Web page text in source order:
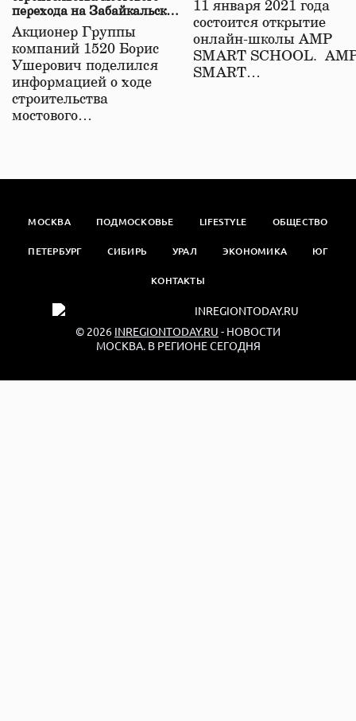
перехода на Забайкальской
железной дороге
Акционер Группы
компаний 1520 Борис
Ушерович поделился
информацией о ходе
строительства
мостового…
11 января 2021 года
состоится открытие
онлайн-школы АМР
SMART SCHOOL.
SMART…
МОСКВА ПОДМОСКОВЬЕ LIFESTYLE ОБЩЕСТВО
ПЕТЕРБУРГ СИБИРЬ УРАЛ ЭКОНОМИКА ЮГ
КОНТАКТЫ
© 2026 INREGIONTODAY.RU - НОВОСТИ
МОСКВА. В РЕГИОНЕ СЕГОДНЯ